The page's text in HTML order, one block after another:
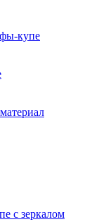
купе
с зеркалом